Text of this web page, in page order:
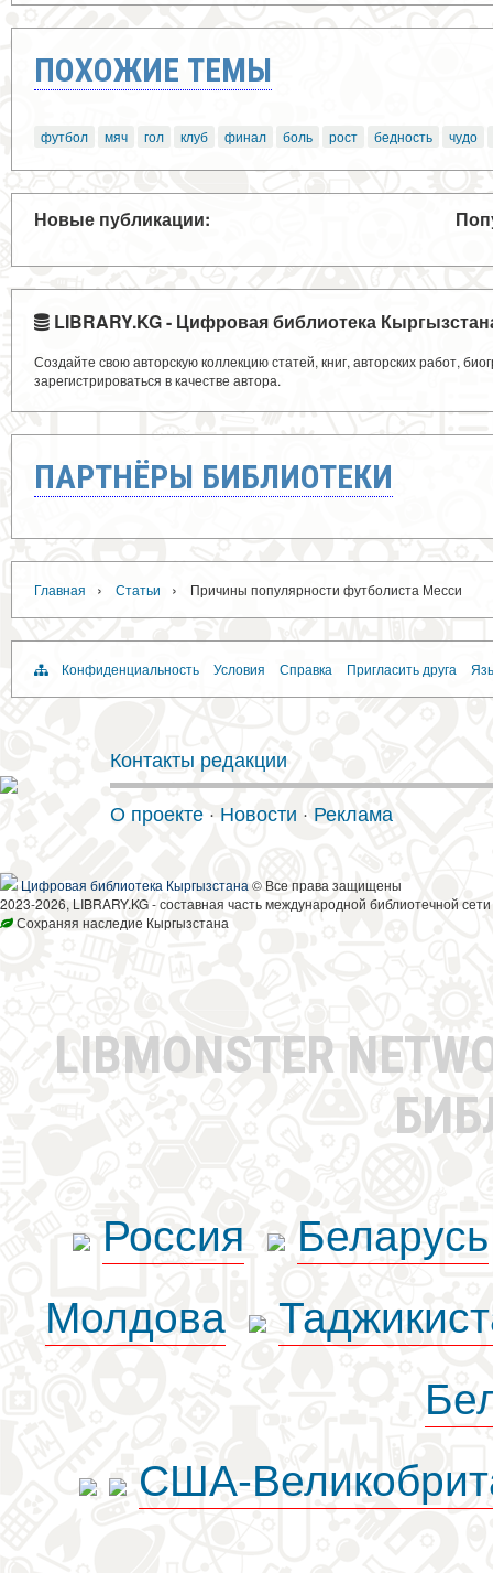
ПОХОЖИЕ ТЕМЫ
футбол мяч гол клуб финал боль рост бедность чудо
Новые публикации:
LIBRARY.KG - Цифровая библиотека
Создайте свою авторскую коллекцию статей, книг, авторских работ,
зарегистрироваться в качестве автора.
ПАРТНЁРЫ БИБЛИОТЕКИ
Главная › Статьи › Причины популярности футболиста Месси
Конфиденциальность Условия Справка Пригласить друга
Контакты редакции
О проекте · Новости · Реклама
Цифровая библиотека Кыргызстана © Все права защищены
2023-2026, LIBRARY.KG - составная часть международной библиотечной
Сохраняя наследие Кыргызстана
LIBMONSTER
Россия
Беларусь
Молдова
США-